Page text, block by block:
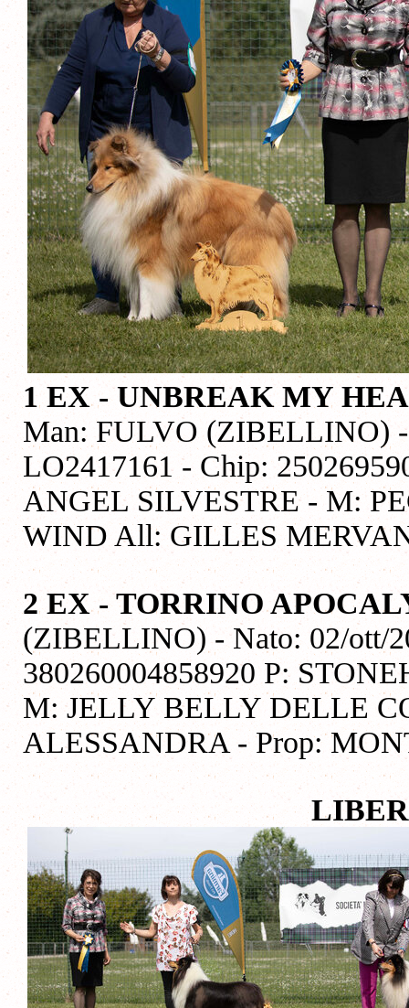
1 EX - UNBREAK MY
Man: FULVO (ZIBELLINO) -
LO2417161 - Chip:
ANGEL SILVESTRE - M:
WIND All: GILLES
2 EX - TORRINO
(ZIBELLINO) - Nato: 02/ott/
380260004858920 P:
M: JELLY BELLY DELLE
ALESSANDRA - Prop: